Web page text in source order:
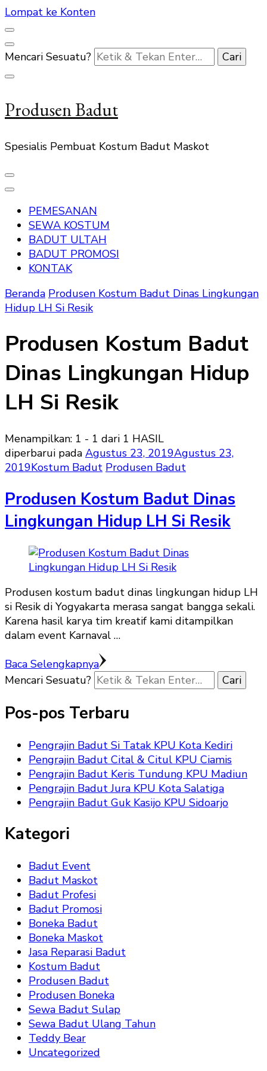
Lompat ke Konten
Mencari Sesuatu?
Produsen Badut
Spesialis Pembuat Kostum Badut Maskot
PEMESANAN
SEWA KOSTUM
BADUT ULTAH
BADUT PROMOSI
KONTAK
Beranda Produsen Kostum Badut Dinas Lingkungan
Hidup LH Si Resik
Produsen Kostum Badut
Dinas Lingkungan Hidup
LH Si Resik
Menampilkan: 1 - 1 dari 1 HASIL
diperbarui pada Agustus 23, 2019Agustus 23,
2019Kostum Badut Produsen Badut
Produsen Kostum Badut Dinas
Lingkungan Hidup LH Si Resik
Produsen kostum badut dinas lingkungan hidup LH
si Resik di Yogyakarta merasa sangat bangga sekali.
Karena hasil karya tim kreatif kami ditampilkan
dalam event Karnaval …
Baca Selengkapnya
Mencari Sesuatu?
Pos-pos Terbaru
Pengrajin Badut Si Tatak KPU Kota Kediri
Pengrajin Badut Cital & Citul KPU Ciamis
Pengrajin Badut Keris Tundung KPU Madiun
Pengrajin Badut Jura KPU Kota Salatiga
Pengrajin Badut Guk Kasijo KPU Sidoarjo
Kategori
Badut Event
Badut Maskot
Badut Profesi
Badut Promosi
Boneka Badut
Boneka Maskot
Jasa Reparasi Badut
Kostum Badut
Produsen Badut
Produsen Boneka
Sewa Badut Sulap
Sewa Badut Ulang Tahun
Teddy Bear
Uncategorized